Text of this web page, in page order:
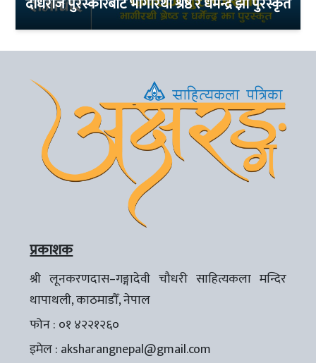
प्रकाशक
श्री लूनकरणदास–गङ्गादेवी चौधरी साहित्यकला मन्दिर
थापाथली, काठमाडौँ, नेपाल
फोन : ०१ ४२२१२६०
इमेल : aksharangnepal@gmail.com